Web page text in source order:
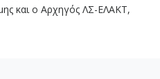
και ο Αρχηγός ΛΣ-ΕΛΑΚΤ,